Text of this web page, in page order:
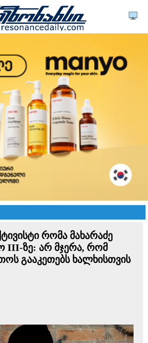
რომა მახარაძე
III-ზე: არ მჯერა, რომ
გააკეთებს ხალხისთვის